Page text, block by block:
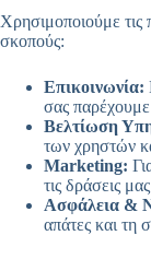
Χρησιμοποιούμε τις
σκοπούς:
Επικοινωνία:
σας
Βελτίωση
των χρηστών
Marketing:
τις δράσεις
Ασφάλεια &
απάτες και τη